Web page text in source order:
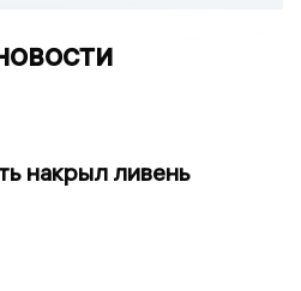
накрыл ливень